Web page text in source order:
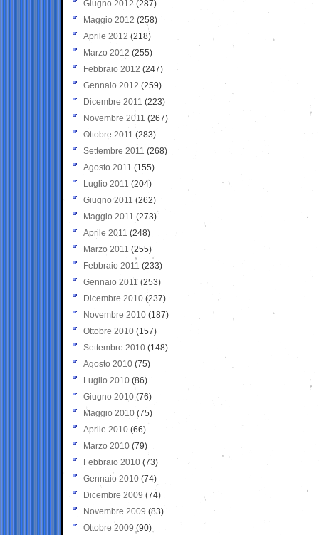
Giugno 2012 (287)
Maggio 2012 (258)
Aprile 2012 (218)
Marzo 2012 (255)
Febbraio 2012 (247)
Gennaio 2012 (259)
Dicembre 2011 (223)
Novembre 2011 (267)
Ottobre 2011 (283)
Settembre 2011 (268)
Agosto 2011 (155)
Luglio 2011 (204)
Giugno 2011 (262)
Maggio 2011 (273)
Aprile 2011 (248)
Marzo 2011 (255)
Febbraio 2011 (233)
Gennaio 2011 (253)
Dicembre 2010 (237)
Novembre 2010 (187)
Ottobre 2010 (157)
Settembre 2010 (148)
Agosto 2010 (75)
Luglio 2010 (86)
Giugno 2010 (76)
Maggio 2010 (75)
Aprile 2010 (66)
Marzo 2010 (79)
Febbraio 2010 (73)
Gennaio 2010 (74)
Dicembre 2009 (74)
Novembre 2009 (83)
Ottobre 2009 (90)